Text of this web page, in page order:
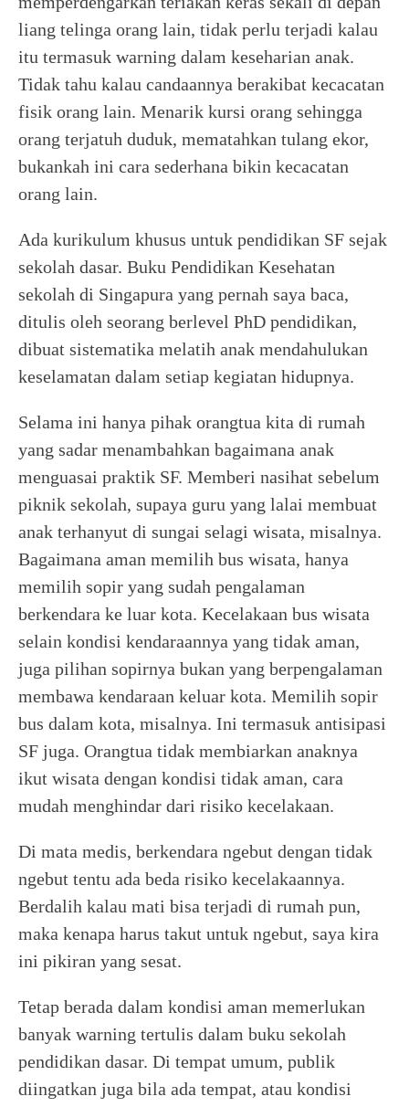
liang telinga orang lain, tidak perlu terjadi kalau
itu termasuk warning dalam keseharian anak.
Tidak tahu kalau candaannya berakibat kecacatan
fisik orang lain. Menarik kursi orang sehingga
orang terjatuh duduk, mematahkan tulang ekor,
bukankah ini cara sederhana bikin kecacatan
orang lain.
Ada kurikulum khusus untuk pendidikan SF sejak
sekolah dasar. Buku Pendidikan Kesehatan
sekolah di Singapura yang pernah saya baca,
ditulis oleh seorang berlevel PhD pendidikan,
dibuat sistematika melatih anak mendahulukan
keselamatan dalam setiap kegiatan hidupnya.
Selama ini hanya pihak orangtua kita di rumah
yang sadar menambahkan bagaimana anak
menguasai praktik SF. Memberi nasihat sebelum
piknik sekolah, supaya guru yang lalai membuat
anak terhanyut di sungai selagi wisata, misalnya.
Bagaimana aman memilih bus wisata, hanya
memilih sopir yang sudah pengalaman
berkendara ke luar kota. Kecelakaan bus wisata
selain kondisi kendaraannya yang tidak aman,
juga pilihan sopirnya bukan yang berpengalaman
membawa kendaraan keluar kota. Memilih sopir
bus dalam kota, misalnya. Ini termasuk antisipasi
SF juga. Orangtua tidak membiarkan anaknya
ikut wisata dengan kondisi tidak aman, cara
mudah menghindar dari risiko kecelakaan.
Di mata medis, berkendara ngebut dengan tidak
ngebut tentu ada beda risiko kecelakaannya.
Berdalih kalau mati bisa terjadi di rumah pun,
maka kenapa harus takut untuk ngebut, saya kira
ini pikiran yang sesat.
Tetap berada dalam kondisi aman memerlukan
banyak warning tertulis dalam buku sekolah
pendidikan dasar. Di tempat umum, publik
diingatkan juga bila ada tempat, atau kondisi